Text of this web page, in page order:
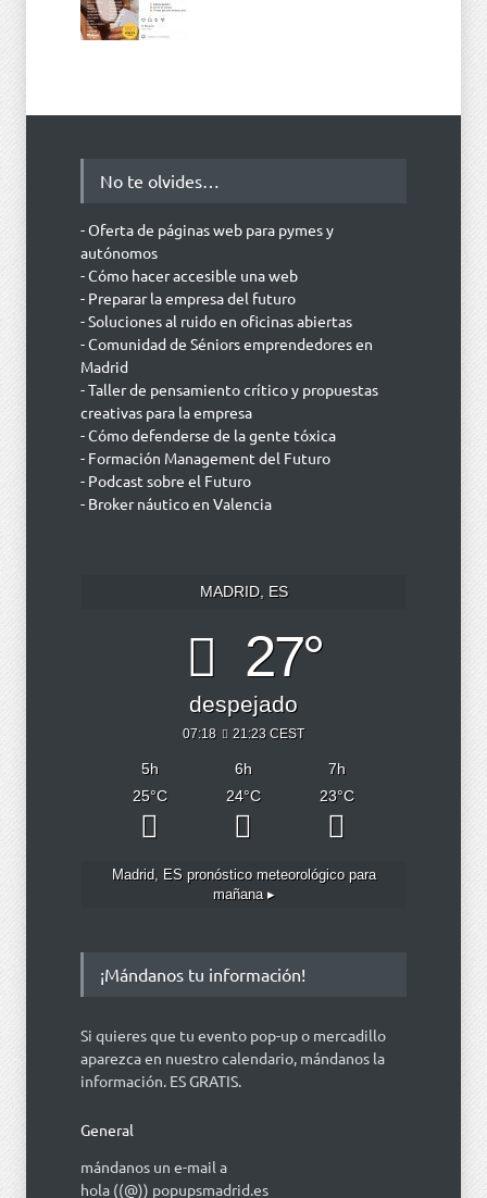
No te olvides…
- Oferta de páginas web para pymes y
autónomos
- Cómo hacer accesible una web
- Preparar la empresa del futuro
- Soluciones al ruido en oficinas abiertas
- Comunidad de Séniors emprendedores en
Madrid
- Taller de pensamiento crítico y propuestas
creativas para la empresa
- Cómo defenderse de la gente tóxica
- Formación Management del Futuro
- Podcast sobre el Futuro
- Broker náutico en Valencia
MADRID, ES
27°
despejado
07:18 21:23 CEST
5h 6h 7h
25°C 24°C 23°C
Madrid, ESpronóstico meteorológico para
mañana ▸
¡Mándanos tu información!
Si quieres que tu evento pop-up o mercadillo
aparezca en nuestro calendario, mándanos la
información. ES GRATIS.
General
mándanos un e-mail a
hola ((@)) popupsmadrid.es